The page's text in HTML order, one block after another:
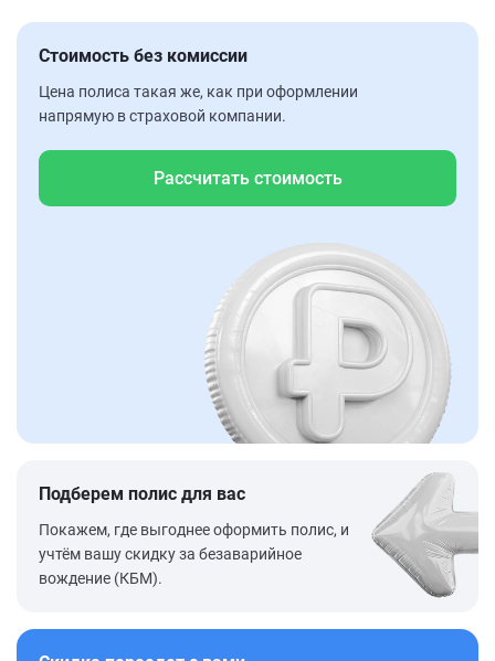
Стоимость без комиссии
Цена полиса такая же, как при оформлении
напрямую в страховой компании.
Рассчитать стоимость
Подберем полис для вас
Покажем, где выгоднее оформить полис, и
учтём вашу скидку за безаварийное
вождение (КБМ).